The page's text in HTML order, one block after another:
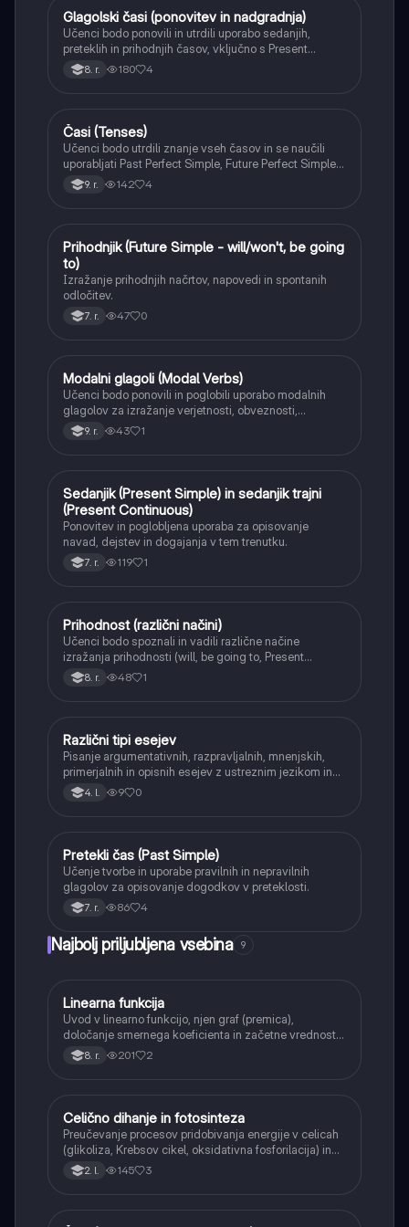
Angleščina
Glagolski časi (ponovitev in nadgradnja)
Učenci bodo ponovili in utrdili uporabo sedanjih,
preteklih in prihodnjih časov, vključno s Present
Perfect Simple in Past Continuous. Naučili se bodo
razlikovati med njimi in jih pravilno uporabljati v
8. r. 180 4
Angleščina
Časi (Tenses)
Učenci bodo utrdili znanje vseh časov in se naučili
uporabljati Past Perfect Simple, Future Perfect Simple
ter Conditional sentences (vse vrste).
9. r. 142 4
Angleščina
Prihodnjik (Future Simple - will/won't, be going
to)
Izražanje prihodnjih načrtov, napovedi in spontanih
odločitev.
7. r. 47 0
Angleščina
Modalni glagoli (Modal Verbs)
Učenci bodo ponovili in poglobili uporabo modalnih
glagolov za izražanje verjetnosti, obveznosti,
dovoljenja in sklepanja.
9. r. 43 1
Angleščina
Sedanjik (Present Simple) in sedanjik trajni
(Present Continuous)
Ponovitev in poglobljena uporaba za opisovanje
navad, dejstev in dogajanja v tem trenutku.
7. r. 119 1
Angleščina
Prihodnost (različni načini)
Učenci bodo spoznali in vadili različne načine
izražanja prihodnosti (will, be going to, Present
Continuous) ter se naučili, kdaj uporabiti posamezno
obliko.
8. r. 48 1
Angleščina
Različni tipi esejev
Pisanje argumentativnih, razpravljalnih, mnenjskih,
primerjalnih in opisnih esejev z ustreznim jezikom in
strukturo.
4. l. 9 0
Angleščina
Pretekli čas (Past Simple)
Učenje tvorbe in uporabe pravilnih in nepravilnih
glagolov za opisovanje dogodkov v preteklosti.
7. r. 86 4
Najbolj priljubljena vsebina 9
Matematika
Linearna funkcija
Uvod v linearno funkcijo, njen graf (premica),
določanje smernega koeficienta in začetne vrednosti.
Učenci bodo znali narisati graf linearne funkcije.
8. r. 201 2
Naravoslovje
Celično dihanje in fotosinteza
Preučevanje procesov pridobivanja energije v celicah
(glikoliza, Krebsov cikel, oksidativna fosforilacija) in
pretvorbe svetlobne energije v kemično energijo
(fotosinteza).
2. l. 145 3